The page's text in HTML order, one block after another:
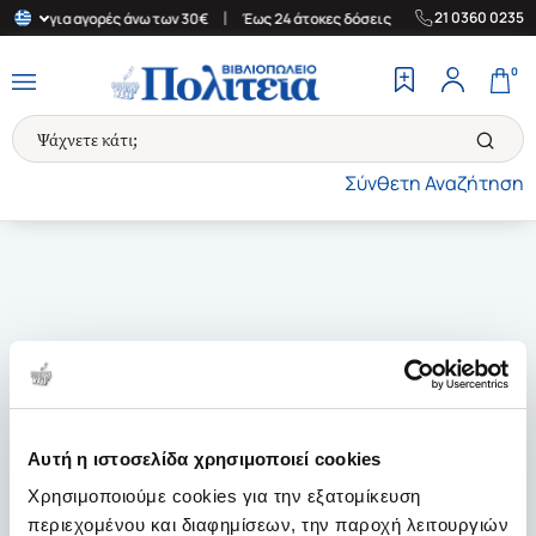
Αυτή η ιστοσελίδα χρησιμοποιεί cookies
Χρησιμοποιούμε cookies για την εξατομίκευση
περιεχομένου και διαφημίσεων, την παροχή λειτουργιών
για αγορές άνω των 30€ Έως 24 άτοκες δόσεις | Δωρεάν
21 0360 0235
Σύνθετη Αναζήτηση
0